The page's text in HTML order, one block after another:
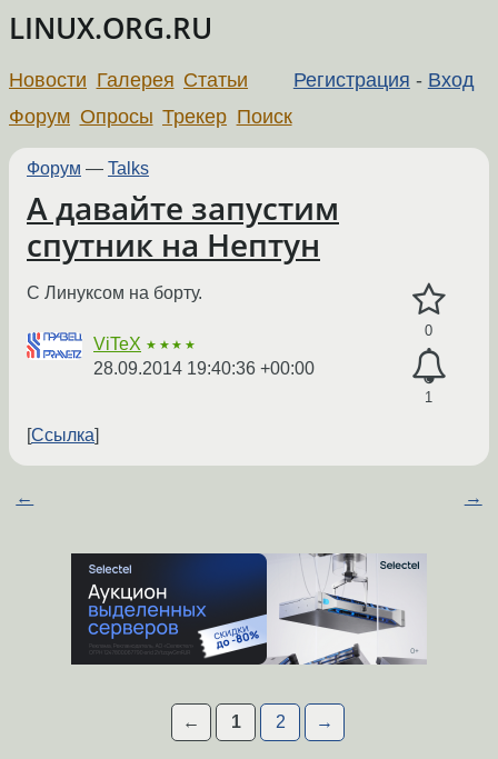
LINUX.ORG.RU
Регистрация - Вход
Новости Галерея Статьи
Форум Опросы Трекер Поиск
Форум — Talks
А давайте запустим
спутник на Нептун
0
1
С Линуксом на борту.
ViTeX ★★★★
28.09.2014 19:40:36 +00:00
Ссылка
← →
← 1 2 →